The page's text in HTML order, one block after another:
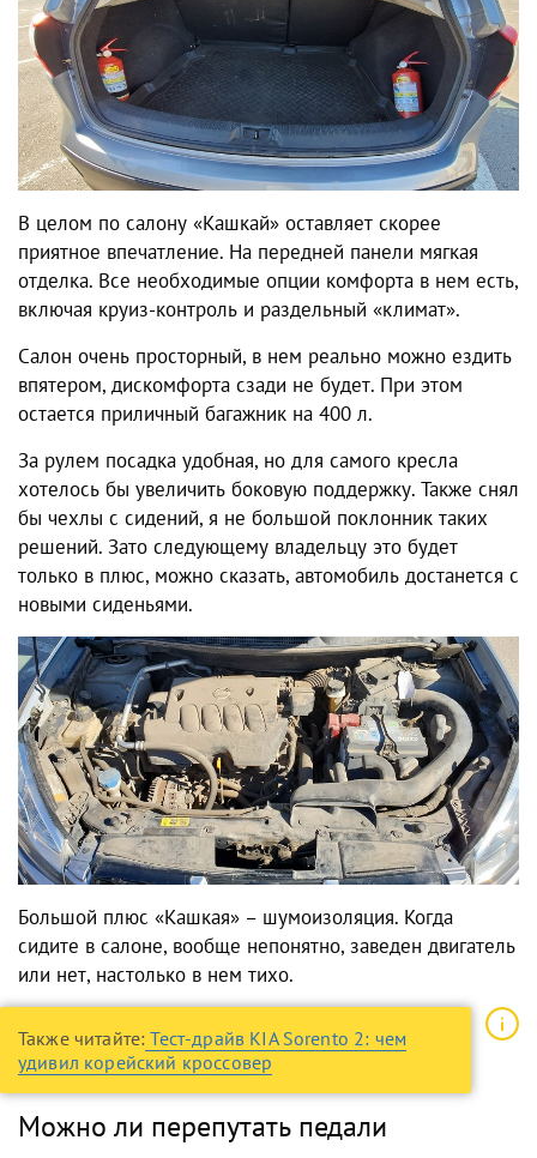
В целом по салону «Кашкай» оставляет скорее
приятное впечатление. На передней панели мягкая
отделка. Все необходимые опции комфорта в нем есть,
включая круиз-контроль и раздельный «климат».
Салон очень просторный, в нем реально можно ездить
впятером, дискомфорта сзади не будет. При этом
остается приличный багажник на 400 л.
За рулем посадка удобная, но для самого кресла
хотелось бы увеличить боковую поддержку. Также снял
бы чехлы с сидений, я не большой поклонник таких
решений. Зато следующему владельцу это будет
только в плюс, можно сказать, автомобиль достанется с
новыми сиденьями.
Большой плюс «Кашкая» – шумоизоляция. Когда
сидите в салоне, вообще непонятно, заведен двигатель
или нет, настолько в нем тихо.
Также читайте: Тест-драйв KIA Sorento 2: чем
удивил корейский кроссовер
Можно ли перепутать педали